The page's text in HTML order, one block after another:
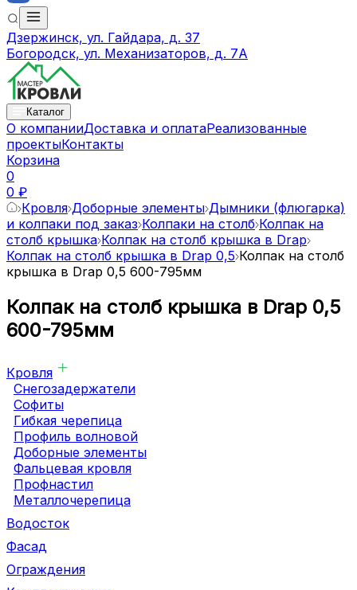
Дзержинск, ул. Гайдара, д. 37
Богородск, ул. Механизаторов, д. 7А
Каталог
О компанииДоставка и оплатаРеализованные
проектыКонтакты
Корзина
0
0 ₽
Кровля Доборные элементы Дымники (флюгарка)
и колпаки под заказ Колпаки на столб Колпак на
столб крышка Колпак на столб крышка в Drap
Колпак на столб крышка в Drap 0,5 Колпак на столб
крышка в Drap 0,5 600-795мм
Колпак на столб крышка в Drap 0,5
600-795мм
Кровля
Снегозадержатели
Софиты
Гибкая черепица
Профиль волновой
Доборные элементы
Фальцевая кровля
Профнастил
Металлочерепица
Водосток
Фасад
Ограждения